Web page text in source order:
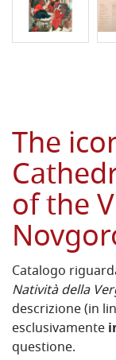
The
of the
Catalogo
Natività della
descrizione (in
esclusivamente
questione.